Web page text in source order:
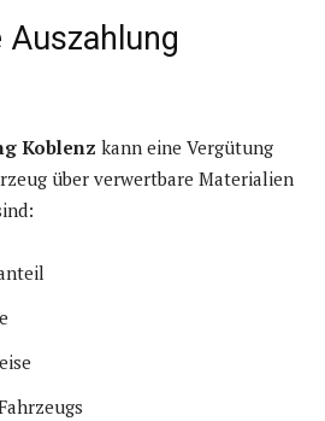
Auszahlung
Koblenz kann eine Vergütung
über verwertbare Materialien